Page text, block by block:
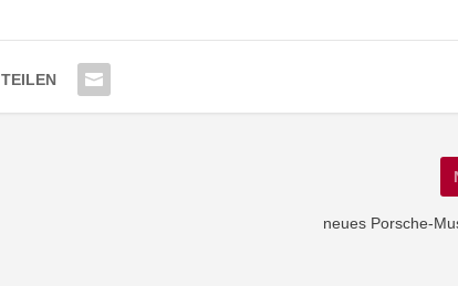
TEILEN
neues Porsche-